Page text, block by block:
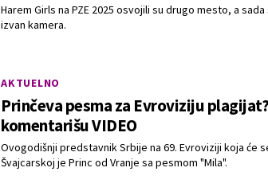
Harem Girls na PZE 2025 osvojili su drugo mesto, a
izvan kamera.
AKTUELNO
Prinčeva pesma za Evroviziju
komentarišu VIDEO
Ovogodišnji predstavnik Srbije na 69. Evroviziji koja će
Švajcarskoj je Princ od Vranje sa pesmom "Mila".